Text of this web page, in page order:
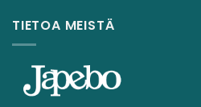
TIETOA MEISTÄ